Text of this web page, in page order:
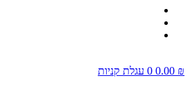
0.00 ₪
0 עגלת קניות